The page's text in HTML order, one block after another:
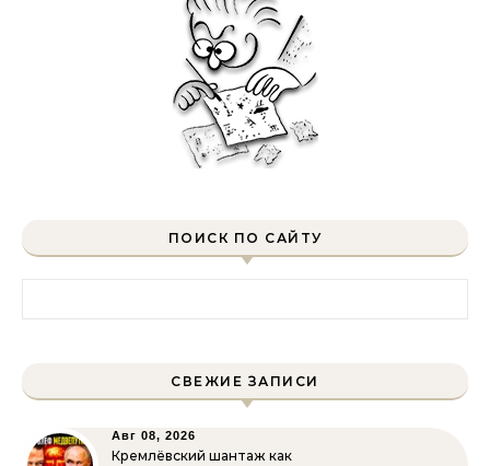
ПОИСК ПО САЙТУ
СВЕЖИЕ ЗАПИСИ
Авг 08, 2026
Кремлёвский шантаж как